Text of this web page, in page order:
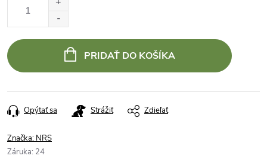
PRIDAŤ DO KOŠÍKA
Opýtať sa Strážiť Zdieľať
Značka: NRS
Záruka: 24